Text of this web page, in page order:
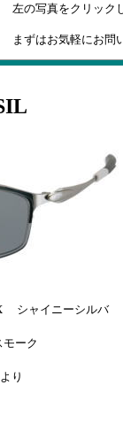
左の写真をクリック
まずはお気軽にお問
ャイニーシルバ
ーク
り